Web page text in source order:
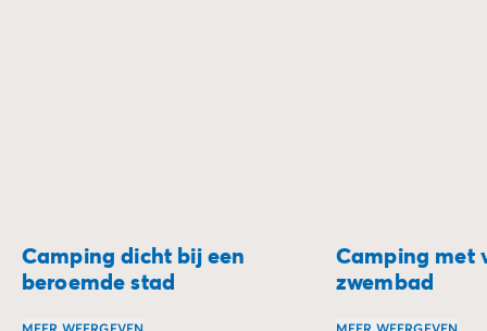
Camping dicht bij een
beroemde stad
Camping met
zwembad